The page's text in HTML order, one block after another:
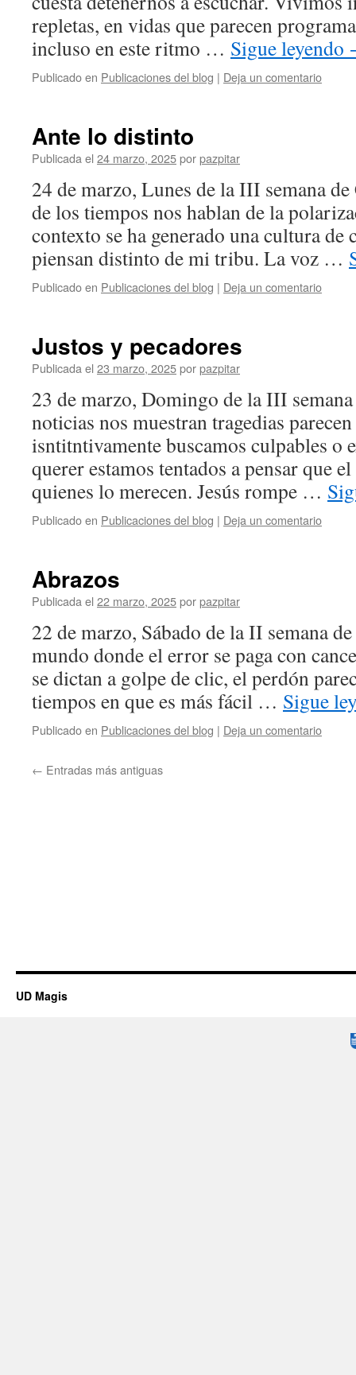
repletas, en vidas que parecen
incluso en este ritmo … Sigue leyendo
Publicado en Publicaciones del blog | Deja un comentario
Ante lo distinto
Publicada el 24 marzo, 2025porpazpitar
24 de marzo, Lunes de la III semana
de los tiempos nos hablan de la
contexto se ha generado una cultura de
piensan distinto de mi tribu. La voz …
Publicado en Publicaciones del blog | Deja un comentario
Justos y pecadores
Publicada el 23 marzo, 2025porpazpitar
23 de marzo, Domingo de la III
noticias nos muestran tragedias
isntitntivamente buscamos culpables o
querer estamos tentados a pensar que
quienes lo merecen. Jesús rompe …
Publicado en Publicaciones del blog | Deja un comentario
Abrazos
Publicada el 22 marzo, 2025porpazpitar
22 de marzo, Sábado de la II semana
mundo donde el error se paga con
se dictan a golpe de clic, el perdón
tiempos en que es más fácil … Sigue
Publicado en Publicaciones del blog | Deja un comentario
← Entradas más antiguas
UD Magis